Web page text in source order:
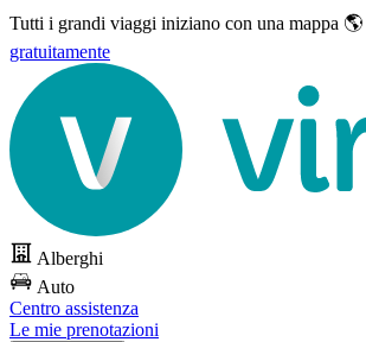
Tutti i grandi viaggi iniziano con una mappa 🌎
gratuitamente
Alberghi
Auto
Centro assistenza
Le mie prenotazioni